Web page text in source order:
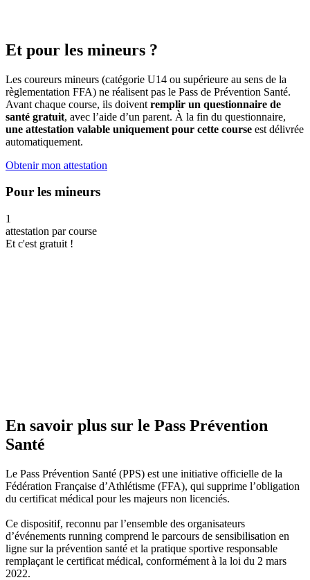
Et pour les mineurs ?
Les coureurs mineurs (catégorie U14 ou supérieure au sens de la
règlementation FFA) ne réalisent pas le Pass de Prévention Santé.
Avant chaque course, ils doivent remplir un questionnaire de
santé gratuit, avec l’aide d’un parent. À la fin du questionnaire,
une attestation valable uniquement pour cette course est délivrée
automatiquement.
Obtenir mon attestation
Pour les mineurs
1
attestation par course
Et c'est gratuit !
En savoir plus sur le Pass Prévention
Santé
Le Pass Prévention Santé (PPS) est une initiative officielle de la
Fédération Française d’Athlétisme (FFA), qui supprime l’obligation
du certificat médical pour les majeurs non licenciés.
Ce dispositif, reconnu par l’ensemble des organisateurs
d’événements running comprend le parcours de sensibilisation en
ligne sur la prévention santé et la pratique sportive responsable
remplaçant le certificat médical, conformément à la loi du 2 mars
2022.